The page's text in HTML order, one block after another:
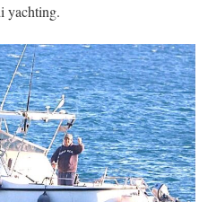
yachting.